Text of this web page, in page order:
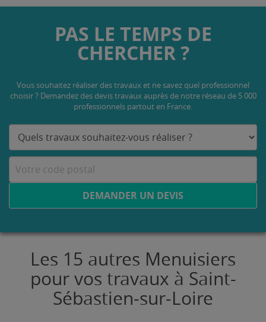
PAS LE TEMPS DE
CHERCHER ?
Vous souhaitez réaliser des travaux et ne savez quel professionnel
choisir ? Demandez des devis travaux auprès de notre réseau de 5 000
professionnels partout en France.
DEMANDER UN DEVIS
Les 15 autres Menuisiers
pour vos travaux à Saint-
Sébastien-sur-Loire